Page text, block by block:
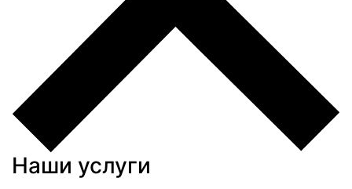
Наши услуги